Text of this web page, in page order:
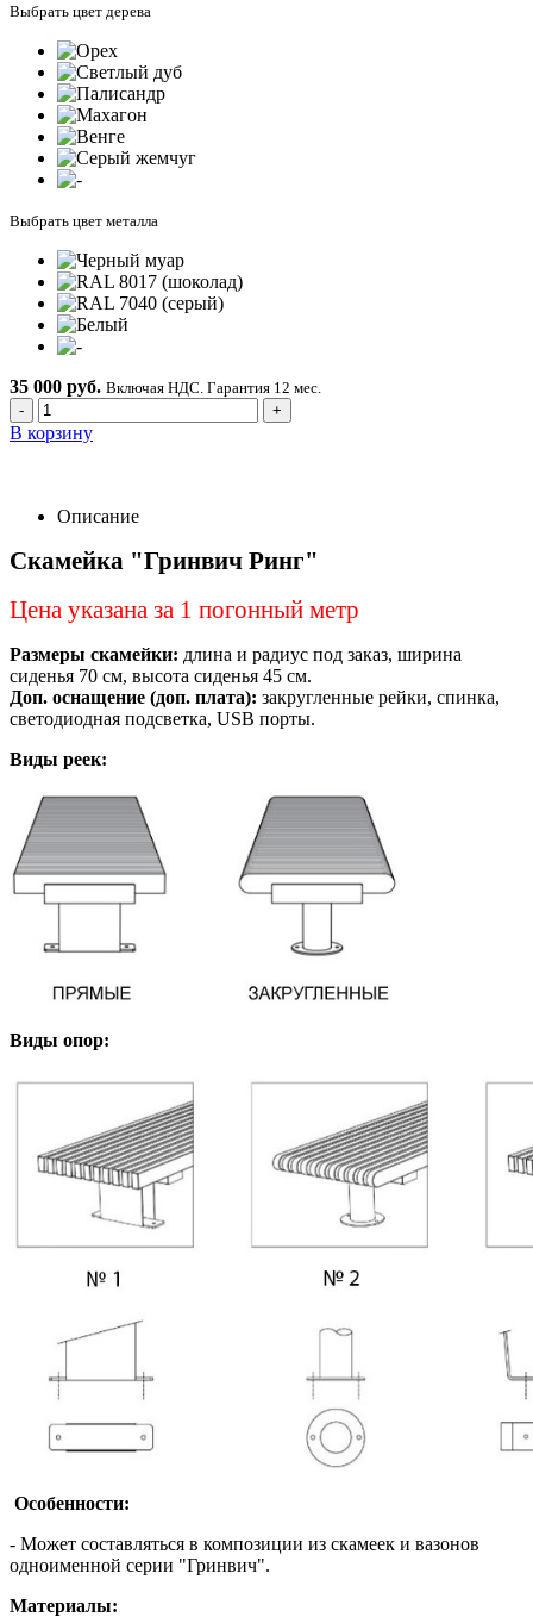
Выбрать цвет дерева
Выбрать цвет металла
35 000 руб. Включая НДС. Гарантия 12 мес.
-
+
В корзину
Описание
Скамейка "Гринвич Ринг"
Цена указана за 1 погонный метр
Размеры скамейки: длина и радиус под заказ, ширина
сиденья 70 см, высота сиденья 45 см.
Доп. оснащение (доп. плата): закругленные рейки, спинка,
светодиодная подсветка, USB порты.
Виды реек:
Виды опор:
Особенности:
- Может составляться в композиции из скамеек и вазонов
одноименной серии "Гринвич".
Материалы: